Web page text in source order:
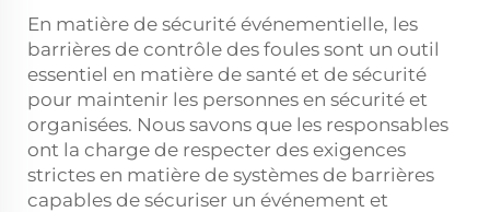
En matière de sécurité événementielle, les
barrières de contrôle des foules sont un outil
essentiel en matière de santé et de sécurité
pour maintenir les personnes en sécurité et
organisées. Nous savons que les responsables
ont la charge de respecter des exigences
strictes en matière de systèmes de barrières
capables de sécuriser un événement et